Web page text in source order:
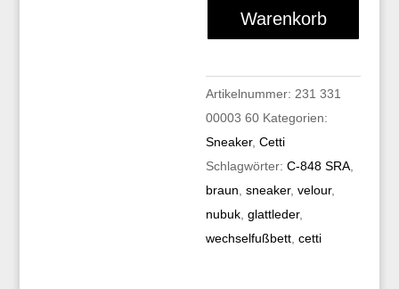
MengeWarenkorb
Artikelnummer: 231 331
00003 60 Kategorien:
Sneaker,Cetti
Schlagwörter:C-848 SRA
braun ,sneaker,velour,
nubuk ,glattleder,
wechselfußbett ,cetti